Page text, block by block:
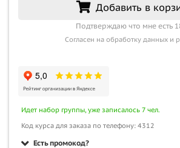
Добавить в
Подтверждаю что мне есть
Согласен на обработку данных и
Идет набор группы, уже записалось 7 чел.
Код курса для заказа по телефону: 4312
Есть промокод?